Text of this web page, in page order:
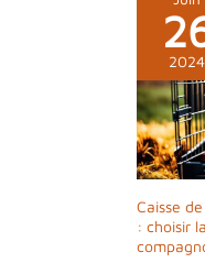
pas
VAT,
2024
Caisse
: choisir